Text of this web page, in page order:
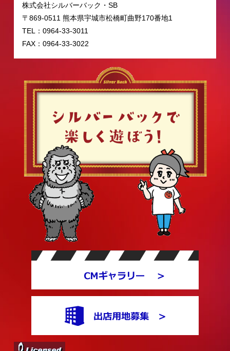
株式会社シルバーバック・SB
〒869-0511 熊本県宇城市松橋町曲野170番地1
TEL：0964-33-3011
FAX：0964-33-3022